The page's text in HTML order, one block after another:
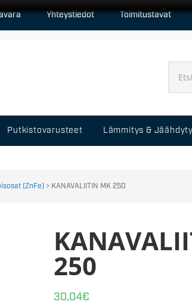
Yhteystiedot Toimitustavat
Putkistovarusteet Lämmitys &
(ZnFe)> KANAVALIITIN MK 250
250
30,04€